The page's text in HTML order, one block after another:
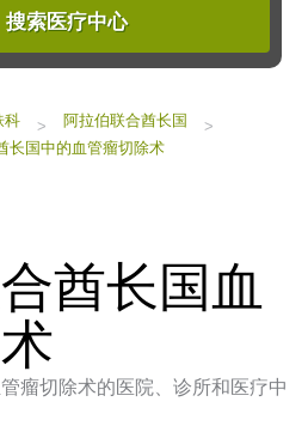
搜索医疗中心
科 > 阿拉伯联合酋长国
>
长国中的血管瘤切除术
酋长国血
瘤切除术的医院、诊所和医疗中